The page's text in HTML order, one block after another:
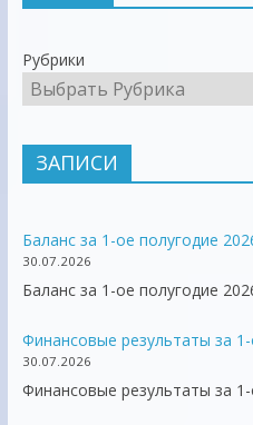
Рубрики
ЗАПИСИ
Баланс за 1-ое полугодие
30.07.2026
Баланс за 1-ое полугодие
Финансовые результаты за
30.07.2026
Финансовые результаты за